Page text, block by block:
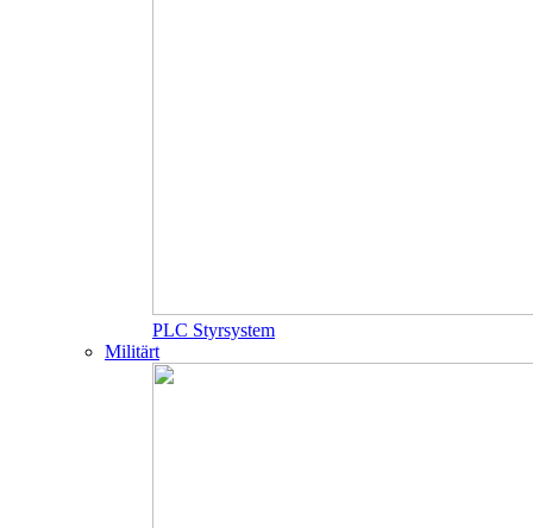
PLC Styrsystem
Militärt